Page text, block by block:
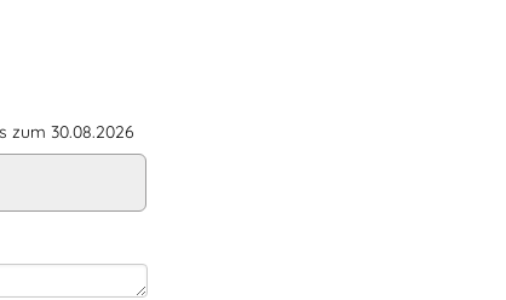
zum 30.08.2026